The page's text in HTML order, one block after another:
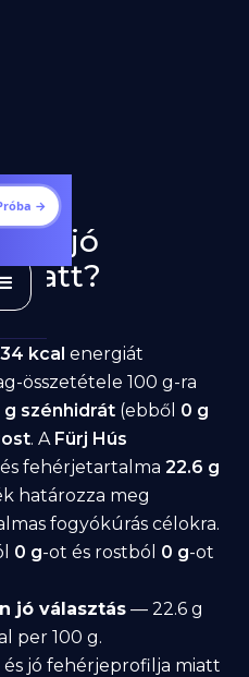
Próba →
jó
alatt?
kcal energiát
összetétele 100 g-ra
g szénhidrát (ebből 0 g
. A Fürj Hús
és fehérjetartalma22.6 g
határozza meg
fogyókúrás célokra.
0 g-ot és rostból 0 g-ot
jó választás — 22.6 g
per 100 g.
jó fehérjeprofilja miatt